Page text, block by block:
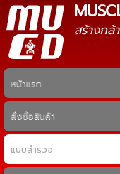
ไ
สร้างก
Main menu
หน้าแรก
สั่งซื้อสินค้า
แบบสำรวจ